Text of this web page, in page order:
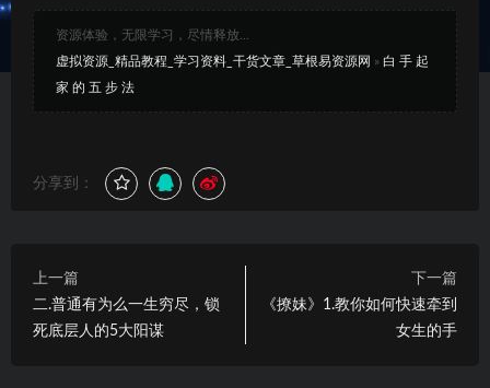
资源体验，无限学习，尽情释放...
虚拟资源_精品教程_学习资料_干货文章_草根易资源网 » 白 手 起
家 的 五 步 法
分享到：
上一篇
二.普通有为么一生穷尽，锁
死底层人的5大阳谋
下一篇
《撩妹》1.教你如何快速牵到
女生的手